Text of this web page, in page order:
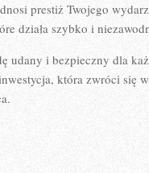
prestiż Twojego
działa szybko i
udany i bezpieczny dla
która zwróci się